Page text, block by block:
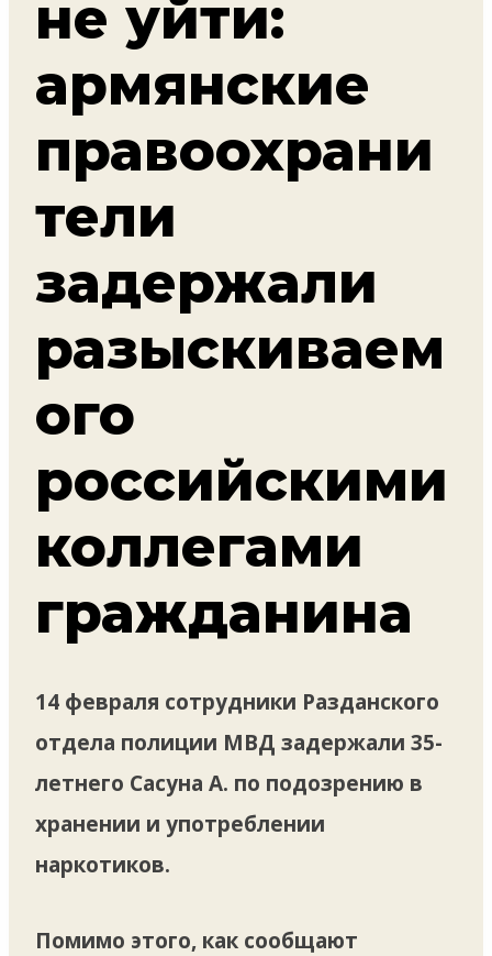
не уйти:
армянские
правоохрани
тели
задержали
разыскиваем
ого
российскими
коллегами
гражданина
14 февраля сотрудники Разданского
отдела полиции МВД задержали 35-
летнего Сасуна А. по подозрению в
хранении и употреблении
наркотиков.
Помимо этого, как сообщают